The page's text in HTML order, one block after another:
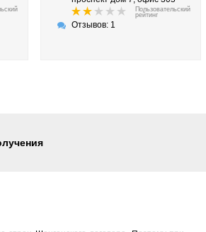
Пользовательский
рейтинг
Отзывов: 1